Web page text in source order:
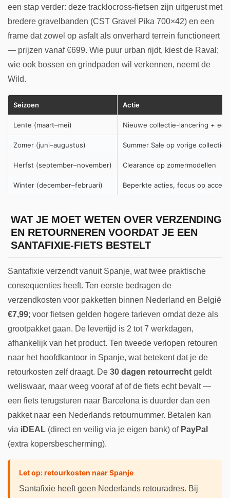
een stap verder: deze tracklocross-fietsen zijn uitgerust met
bredere gravelbanden (CST Gravel Pika 700×42) en een
frame dat zowel op asfalt als onverhard terrein functioneert
— prijzen vanaf €699. Wie puur urban rijdt, kiest de Raval;
wie ook bossen en grindpaden wil verkennen, neemt de
Wild.
Seizoen Actie
Lente (maart–mei) Nieuwe collectie-lancering +
Zomer (juni–augustus) Summer Sale op vorige collectie
Herfst (september–november) Clearance op zomermodellen
Winter (december–februari) Beperkte acties, focus op
WAT JE MOET WETEN OVER VERZENDING
EN RETOURNEREN VOORDAT JE EEN
SANTAFIXIE-FIETS BESTELT
Santafixie verzendt vanuit Spanje, wat twee praktische
consequenties heeft. Ten eerste bedragen de
verzendkosten voor pakketten binnen Nederland en België
€7,99; voor fietsen gelden hogere tarieven omdat deze als
grootpakket gaan. De levertijd is 2 tot 7 werkdagen,
afhankelijk van het product. Ten tweede verlopen retouren
naar het hoofdkantoor in Spanje, wat betekent dat je de
retourkosten zelf draagt. De 30 dagen retourrecht geldt
weliswaar, maar weeg vooraf af of de fiets echt bevalt —
een fiets terugsturen naar Barcelona is duurder dan een
pakket naar een Nederlands retournummer. Betalen kan
via iDEAL (direct en veilig via je eigen bank) of PayPal
(extra kopersbescherming).
Let op: retourkosten naar Spanje
Santafixie heeft geen Nederlands retouradres. Bij